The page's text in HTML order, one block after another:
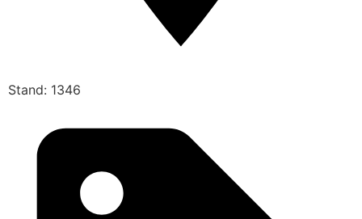
Stand: 1346